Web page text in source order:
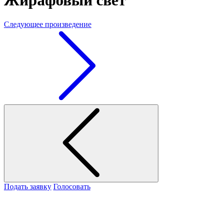
Следующее произведение
Подать заявку Голосовать